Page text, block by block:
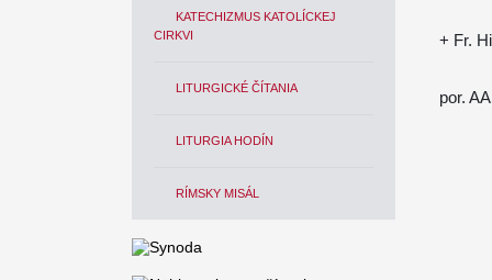
KATECHIZMUS KATOLÍCKEJ
CIRKVI
LITURGICKÉ ČÍTANIA
LITURGIA HODÍN
RÍMSKY MISÁL
+ Fr.
por.